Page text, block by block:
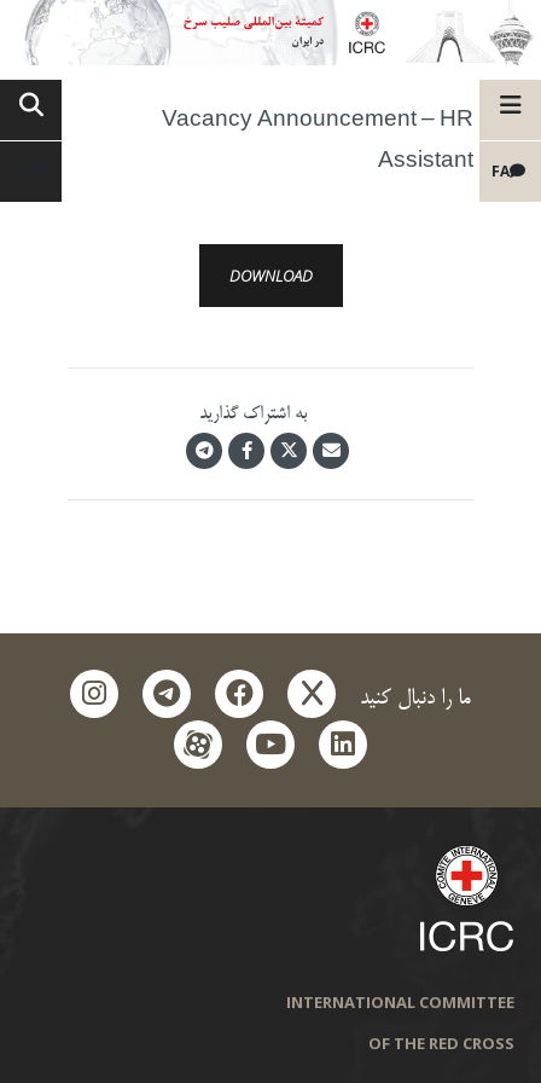
FA
Vacancy Announcement – HR
Assistant
DOWNLOAD
به اشتراک گذارید
ما را دنبال کنید x
facebook
telegram
instagram
linkedin
youtube
aparat
INTERNATIONAL COMMITTEE
OF THE RED CROSS